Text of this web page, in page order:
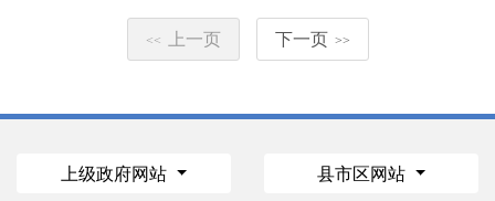
<< 上一页 下一页 >>
上级政府网站 县市区网站